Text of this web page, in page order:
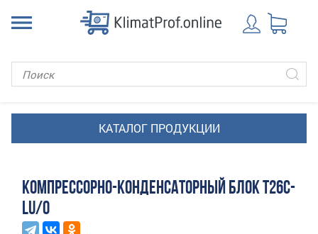
КОМПРЕССОРНО-КОНДЕНСАТОРНЫЙ БЛОК T26C-
LU/O